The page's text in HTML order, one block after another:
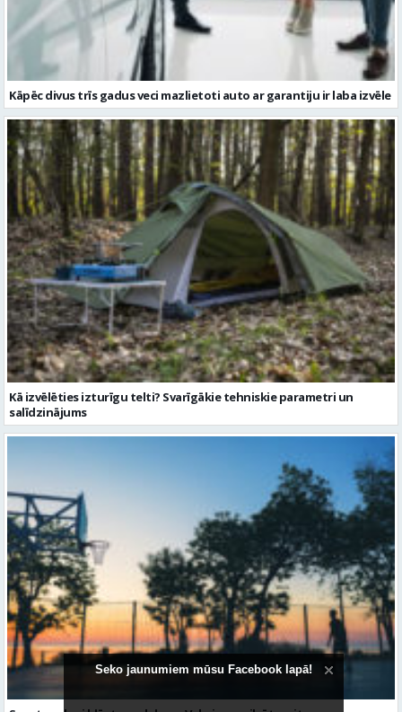
Kā izvēlēties izturīgu telti? Svarīgākie tehniskie parametri un
salīdzinājums
Sporta vakari kļūst par daļu no Valmieras pilsētas ritma
Seko jaunumiem mūsu Facebook lapā!